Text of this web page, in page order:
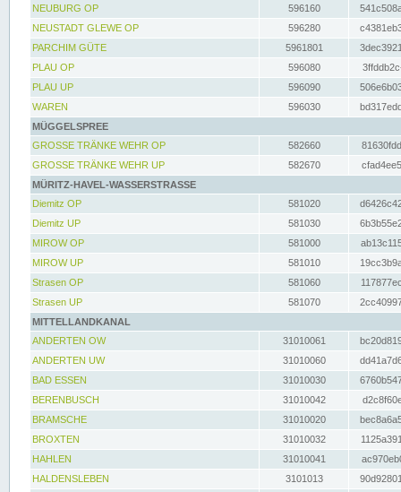
NEUBURG OP
596160
NEUSTADT GLEWE OP
596280
PARCHIM GÜTE
5961801
PLAU OP
596080
PLAU UP
596090
WAREN
596030
MÜGGELSPREE
GROSSE TRÄNKE WEHR OP
582660
GROSSE TRÄNKE WEHR UP
582670
MÜRITZ-HAVEL-WASSERSTRASSE
Diemitz OP
581020
Diemitz UP
581030
MIROW OP
581000
MIROW UP
581010
Strasen OP
581060
Strasen UP
581070
MITTELLANDKANAL
ANDERTEN OW
31010061
ANDERTEN UW
31010060
BAD ESSEN
31010030
BERENBUSCH
31010042
BRAMSCHE
31010020
BROXTEN
31010032
HAHLEN
31010041
HALDENSLEBEN
3101013